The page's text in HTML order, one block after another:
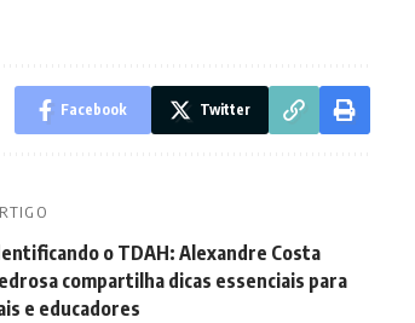
Facebook Twitter
o TDAH: Alexandre Costa
compartilha dicas essenciais para
e educadores